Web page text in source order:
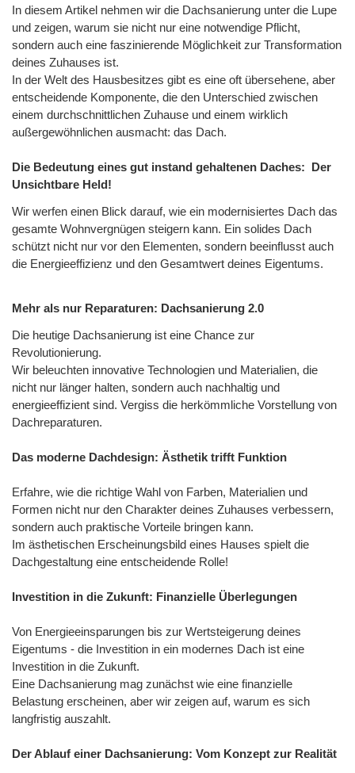
In diesem Artikel nehmen wir die Dachsanierung unter die Lupe
und zeigen, warum sie nicht nur eine notwendige Pflicht,
sondern auch eine faszinierende Möglichkeit zur Transformation
deines Zuhauses ist.
In der Welt des Hausbesitzes gibt es eine oft übersehene, aber
entscheidende Komponente, die den Unterschied zwischen
einem durchschnittlichen Zuhause und einem wirklich
außergewöhnlichen ausmacht: das Dach.
Die Bedeutung eines gut instand gehaltenen Daches: Der
Unsichtbare Held!
Wir werfen einen Blick darauf, wie ein modernisiertes Dach das
gesamte Wohnvergnügen steigern kann. Ein solides Dach
schützt nicht nur vor den Elementen, sondern beeinflusst auch
die Energieeffizienz und den Gesamtwert deines Eigentums.
Mehr als nur Reparaturen: Dachsanierung 2.0
Die heutige Dachsanierung ist eine Chance zur
Revolutionierung.
Wir beleuchten innovative Technologien und Materialien, die
nicht nur länger halten, sondern auch nachhaltig und
energieeffizient sind. Vergiss die herkömmliche Vorstellung von
Dachreparaturen.
Das moderne Dachdesign: Ästhetik trifft Funktion
Erfahre, wie die richtige Wahl von Farben, Materialien und
Formen nicht nur den Charakter deines Zuhauses verbessern,
sondern auch praktische Vorteile bringen kann.
Im ästhetischen Erscheinungsbild eines Hauses spielt die
Dachgestaltung eine entscheidende Rolle!
Investition in die Zukunft: Finanzielle Überlegungen
Von Energieeinsparungen bis zur Wertsteigerung deines
Eigentums - die Investition in ein modernes Dach ist eine
Investition in die Zukunft.
Eine Dachsanierung mag zunächst wie eine finanzielle
Belastung erscheinen, aber wir zeigen auf, warum es sich
langfristig auszahlt.
Der Ablauf einer Dachsanierung: Vom Konzept zur Realität